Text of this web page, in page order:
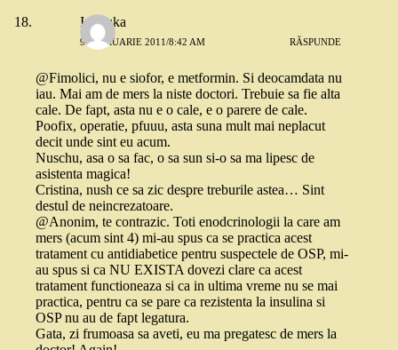
Ionouka
9 FEBRUARIE 2011/8:42 AM RĂSPUNDE
@Fimolici, nu e siofor, e metformin. Si deocamdata nu
iau. Mai am de mers la niste doctori. Trebuie sa fie alta
cale. De fapt, asta nu e o cale, e o parere de cale.
Poofix, operatie, pfuuu, asta suna mult mai neplacut
decit unde sint eu acum.
Nuschu, asa o sa fac, o sa sun si-o sa ma lipesc de
asistenta magica!
Cristina, nush ce sa zic despre treburile astea… Sint
destul de neincrezatoare.
@Anonim, te contrazic. Toti enodcrinologii la care am
mers (acum sint 4) mi-au spus ca se practica acest
tratament cu antidiabetice pentru suspectele de OSP, mi-
au spus si ca NU EXISTA dovezi clare ca acest
tratament functioneaza si ca in ultima vreme nu se mai
practica, pentru ca se pare ca rezistenta la insulina si
OSP nu au de fapt legatura.
Gata, zi frumoasa sa aveti, eu ma pregatesc de mers la